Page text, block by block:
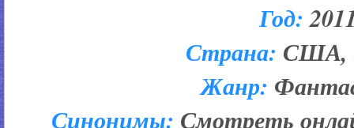
Год:
Страна: США,
Жанр:
Синонимы: Смотреть